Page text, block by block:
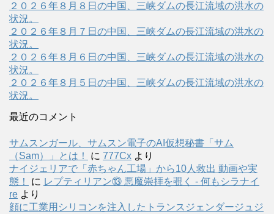
２０２６年８月８日の中国、三峡ダムの長江流域の洪水の
状況。
２０２６年８月７日の中国、三峡ダムの長江流域の洪水の
状況。
２０２６年８月６日の中国、三峡ダムの長江流域の洪水の
状況。
２０２６年８月５日の中国、三峡ダムの長江流域の洪水の
状況。
最近のコメント
サムスンガール、サムスン電子のAI仮想秘書「サム
（Sam）」とは！
に 777Cx より
ナイジェリアで「赤ちゃん工場」から10人救出 動画や実
態！
に レプティリアン⑬ 悪魔崇拝を覗く - 何もシラナイ
re より
顔に工業用シリコンを注入したトランスジェンダージュジ